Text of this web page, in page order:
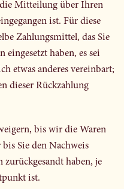
die Mitteilung über Ihren
ist. Für diese
Zahlungsmittel, das Sie
haben, es sei
etwas anderes vereinbart;
dieser Rückzahlung
bis wir die Waren
Sie den Nachweis
zurückgesandt haben, je
ist.